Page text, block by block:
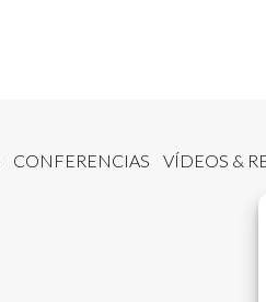
CONFERENCIAS VÍDEOS &